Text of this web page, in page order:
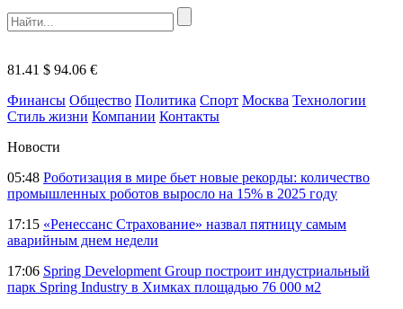
81.41 $ 94.06 €
Финансы Общество Политика Спорт Москва Технологии
Стиль жизни Компании Контакты
Новости
05:48 Роботизация в мире бьет новые рекорды: количество
промышленных роботов выросло на 15% в 2025 году
17:15 «Ренессанс Страхование» назвал пятницу самым
аварийным днем недели
17:06 Spring Development Group построит индустриальный
парк Spring Industry в Химках площадью 76 000 м2